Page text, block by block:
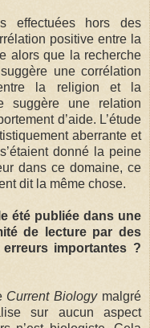
effectuées hors des
positive entre la
alors que la recherche
une corrélation
la religion et la
suggère une relation
d’aide. L’étude
aberrante et
donné la peine
dans ce domaine, ce
dit la même chose.
été publiée dans une
de lecture par des
importantes ?
Current Biologymalgré
sur aucun aspect